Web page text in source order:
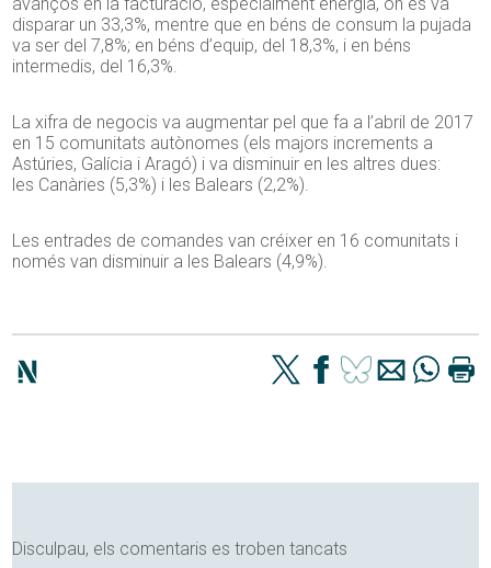
avanços en la facturació, especialment energia, on es va
disparar un 33,3%, mentre que en béns de consum la pujada
va ser del 7,8%; en béns d’equip, del 18,3%, i en béns
intermedis, del 16,3%.
La xifra de negocis va augmentar pel que fa a l’abril de 2017
en 15 comunitats autònomes (els majors increments a
Astúries, Galícia i Aragó) i va disminuir en les altres dues:
les Canàries (5,3%) i les Balears (2,2%).
Les entrades de comandes van créixer en 16 comunitats i
només van disminuir a les Balears (4,9%).
Disculpau, els comentaris es troben tancats